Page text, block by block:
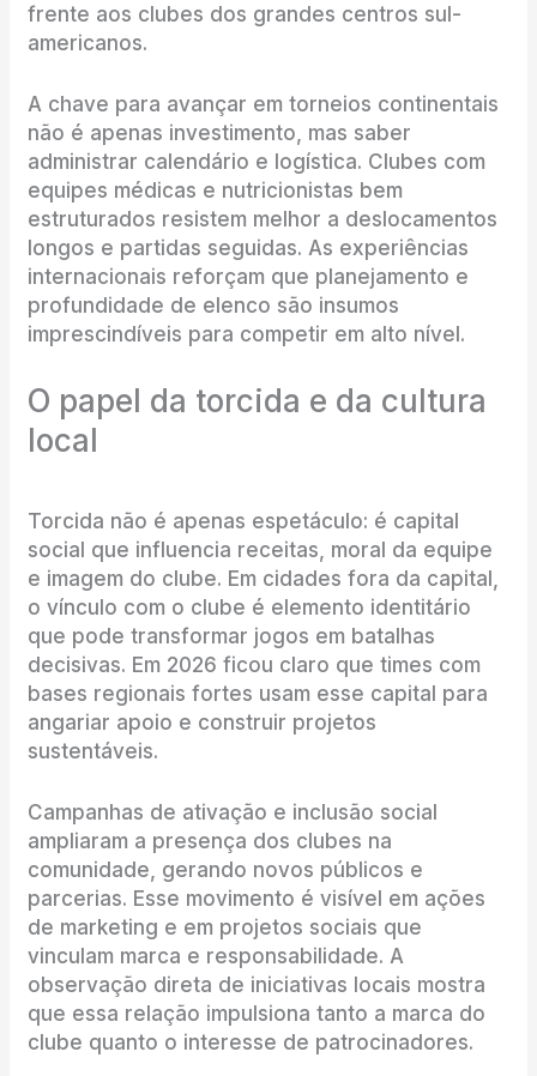
frente aos clubes dos grandes centros sul-
americanos.
A chave para avançar em torneios continentais
não é apenas investimento, mas saber
administrar calendário e logística. Clubes com
equipes médicas e nutricionistas bem
estruturados resistem melhor a deslocamentos
longos e partidas seguidas. As experiências
internacionais reforçam que planejamento e
profundidade de elenco são insumos
imprescindíveis para competir em alto nível.
O papel da torcida e da cultura
local
Torcida não é apenas espetáculo: é capital
social que influencia receitas, moral da equipe
e imagem do clube. Em cidades fora da capital,
o vínculo com o clube é elemento identitário
que pode transformar jogos em batalhas
decisivas. Em 2026 ficou claro que times com
bases regionais fortes usam esse capital para
angariar apoio e construir projetos
sustentáveis.
Campanhas de ativação e inclusão social
ampliaram a presença dos clubes na
comunidade, gerando novos públicos e
parcerias. Esse movimento é visível em ações
de marketing e em projetos sociais que
vinculam marca e responsabilidade. A
observação direta de iniciativas locais mostra
que essa relação impulsiona tanto a marca do
clube quanto o interesse de patrocinadores.